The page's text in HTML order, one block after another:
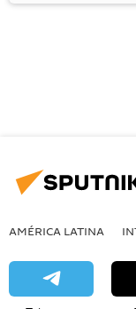
AMÉRICA LATINA